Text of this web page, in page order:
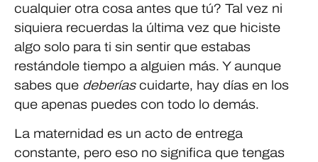
cualquier otra cosa antes que tú? Tal vez ni
siquiera recuerdas la última vez que hiciste
algo solo para ti sin sentir que estabas
restándole tiempo a alguien más. Y aunque
sabes que deberíascuidarte, hay días en los
que apenas puedes con todo lo demás.
La maternidad es un acto de entrega
constante, pero eso no significa que tengas